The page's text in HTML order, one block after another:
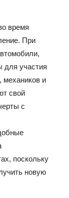
время
При
для участия
механиков и
свой
с
поскольку
новую